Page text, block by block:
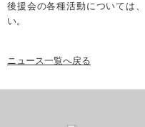
後援会の各種活動については、
い。
ニュース一覧へ戻る